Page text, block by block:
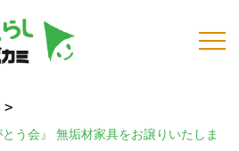
う会』
無垢材家具をお譲りいたしま